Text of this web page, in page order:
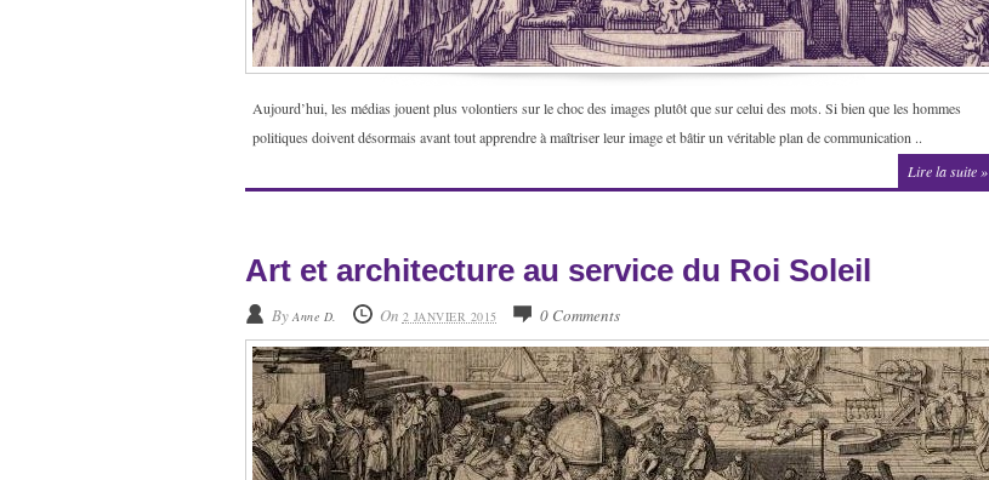
Aujourd’hui, les médias jouent plus volontiers sur le choc des images plutôt que sur celui des mots. Si bien que les hommes
politiques doivent désormais avant tout apprendre à maîtriser leur image et bâtir un véritable plan de communication ..
Lire la suite »
Art et architecture au service du Roi Soleil
ByAnne D. On 2 JANVIER 2015 0 Comments